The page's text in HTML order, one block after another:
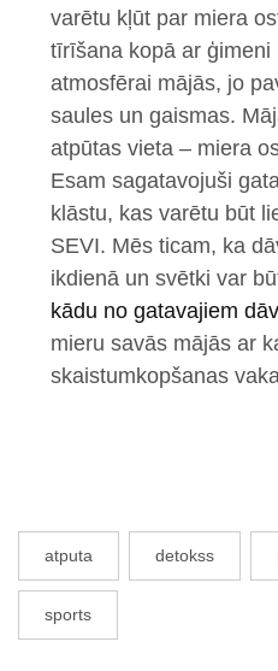
varētu kļūt par miera
tīrīšana kopā ar
atmosfērai mājās, jo
saules un gaismas.
atpūtas vieta – miera
Esam sagatavojuši
klāstu, kas varētu būt
SEVI. Mēs ticam, ka
ikdienā un svētki var
kādu no gatavajiem
mieru savās mājās ar
skaistumkopšanas
atputa detokss
sports